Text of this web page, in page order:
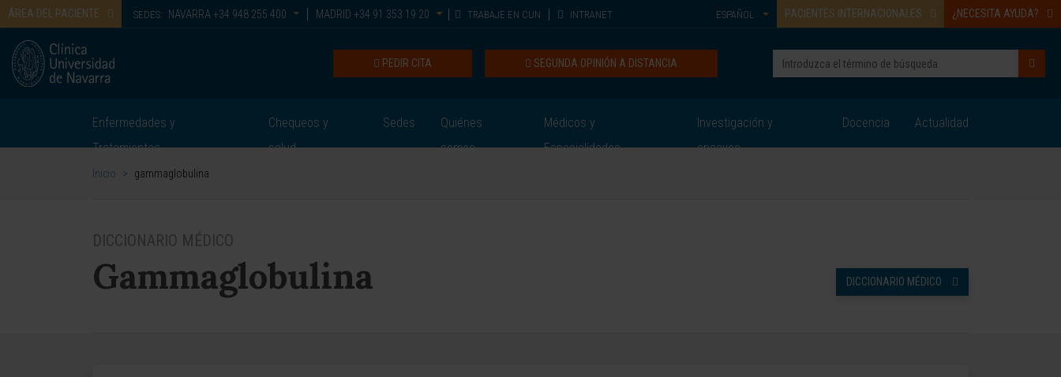
ÁREA DEL PACIENTE SEDES: NAVARRA +34 948 255 400 MADRID +34 91 353 19 20 TRABAJE EN CUN INTRANET PACIENTES INTERNACIONALES ¿NECESITA AYUDA?
ESPAÑOL
SEGUNDA OPINIÓN A DISTANCIA
PEDIR CITA
Enfermedades y
Tratamientos
Chequeos y
salud
Sedes
Quiénes
somos
Médicos y
Especialidades
Investigación y
ensayos
Docencia Actualidad
Inicio > gammaglobulina
DICCIONARIO MÉDICO
Gammaglobulina DICCIONARIO MÉDICO